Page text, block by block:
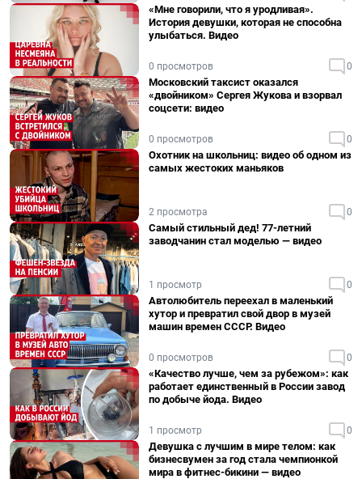
«Мне говорили, что я уродливая».
История девушки, которая не способна
улыбаться. Видео
0 просмотров 0
Московский таксист оказался
«двойником» Сергея Жукова и взорвал
соцсети: видео
0 просмотров 0
Охотник на школьниц: видео об одном из
самых жестоких маньяков
2 просмотра 0
Самый стильный дед! 77-летний
заводчанин стал моделью — видео
1 просмотр 0
Автолюбитель переехал в маленький
хутор и превратил свой двор в музей
машин времен СССР. Видео
0 просмотров 0
«Качество лучше, чем за рубежом»: как
работает единственный в России завод
по добыче йода. Видео
1 просмотр 0
Девушка с лучшим в мире телом: как
бизнесвумен за год стала чемпионкой
мира в фитнес-бикини — видео